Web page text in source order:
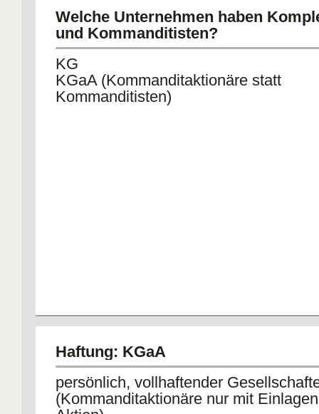
Welche Unternehmen haben
und Kommanditisten?
KG
KGaA (Kommanditaktionäre statt
Kommanditisten)
Haftung: KGaA
persönlich, vollhaftender
(Kommanditaktionäre nur mit